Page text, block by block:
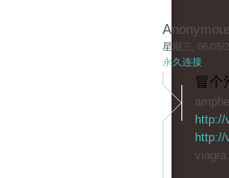
星期三, 06/05/
永久连接
冒个
http://
http://
viagra.